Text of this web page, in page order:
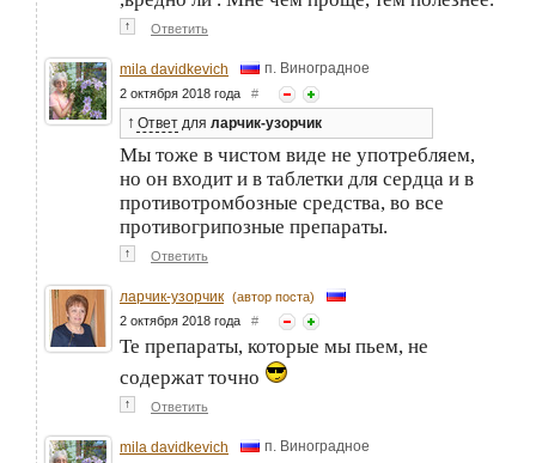
↑ Ответить
mila davidkevich п. Виноградное
2 октября 2018 года #
↑ Ответ для ларчик-узорчик
Мы тоже в чистом виде не употребляем,
но он входит и в таблетки для сердца и в
противотромбозные средства, во все
противогрипозные препараты.
↑ Ответить
ларчик-узорчик (автор поста)
2 октября 2018 года #
Те препараты, которые мы пьем, не
содержат точно
↑ Ответить
mila davidkevich п. Виноградное